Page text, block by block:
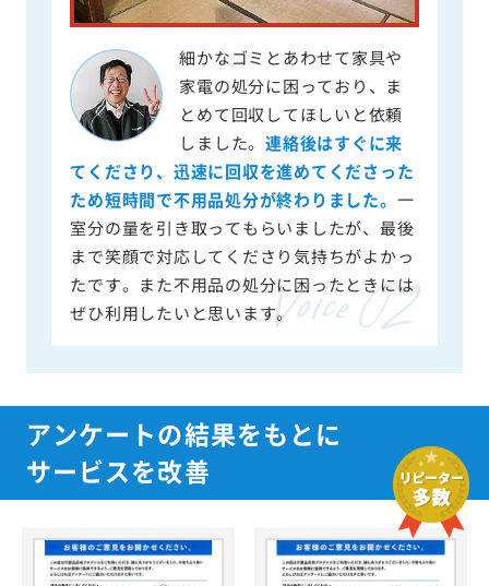
細かなゴミとあわせて家具や
家電の処分に困っており、ま
とめて回収してほしいと依頼
しました。連絡後はすぐに来
てくださり、迅速に回収を進めてくださった
ため短時間で不用品処分が終わりました。 一
室分の量を引き取ってもらいましたが、最後
まで笑顔で対応してくださり気持ちがよかっ
たです。また不用品の処分に困ったときには
ぜひ利用したいと思います。
アンケートの結果をもとに
サービスを改善